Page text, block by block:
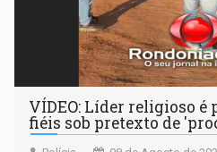
VÍDEO: Líder religioso é
fiéis sob pretexto de